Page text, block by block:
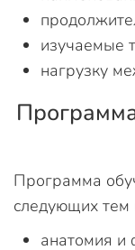
изучаемые
нагрузку
Программа
следующих тем
анатомия и